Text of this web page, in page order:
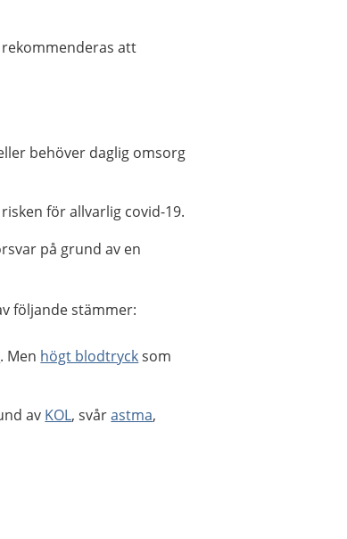
att
behöver daglig omsorg
för allvarlig covid-19.
på grund av en
följande stämmer:
. Men högt blodtrycksom
av KOL, svårastma,